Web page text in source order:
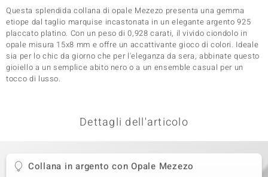
Questa splendida collana di opale Mezezo presenta una gemma
etiope dal taglio marquise incastonata in un elegante argento 925
placcato platino. Con un peso di 0,928 carati, il vivido ciondolo in
opale misura 15x8 mm e offre un accattivante gioco di colori. Ideale
sia per lo chic da giorno che per l'eleganza da sera, abbinate questo
gioiello a un semplice abito nero o a un ensemble casual per un
tocco di lusso.
Dettagli dell'articolo
Collana in argento con Opale Mezezo